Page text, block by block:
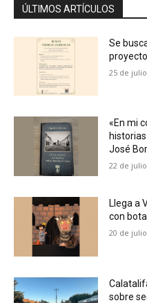
ÚLTIMOS ARTÍCULOS
Se
25 de
«En mi
José
22 de
Llega a
con
20 de
sobre